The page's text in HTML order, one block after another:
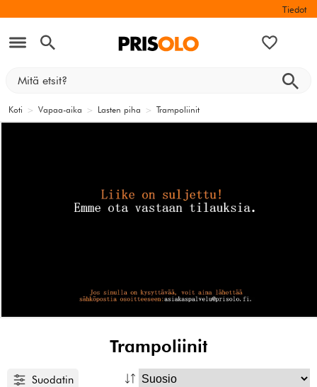
Tiedot
Koti > Vapaa-aika > Lasten piha > Trampoliinit
Trampoliinit
Suodatin